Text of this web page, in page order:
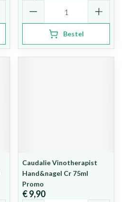
Bestel
Caudalie Vinotherapist
Hand&nagel Cr 75ml
Promo
€ 9,90